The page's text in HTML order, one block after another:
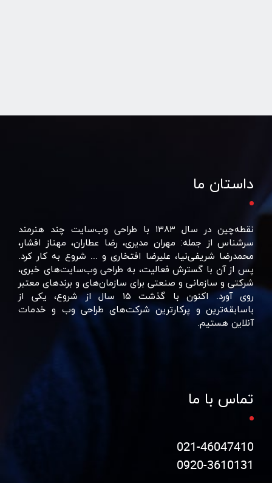
داستان ما
نقطه‌چین در سال ۱۳۸۳ با طراحی وب‌سایت چند هنرمند
سرشناس از جمله: مهران مدیری، رضا عطاران، مهناز افشار،
محمدرضا شریفی‌نیا، علیرضا افتخاری و ... شروع به کار کرد.
پس از آن با گسترش فعالیت، به طراحی وب‌سایت‌های خبری،
شرکتی و سازمانی و صنعتی برای سازمان‌های و برند‌های معتبر
روی آورد. اکنون با گذشت ۱۵ سال از شروع، یکی از
باسابقه‌ترین و پرکارترین شرکت‌های طراحی وب و خدمات
آنلاین هستیم.
تماس با ما
021-46047410
0920-3610131